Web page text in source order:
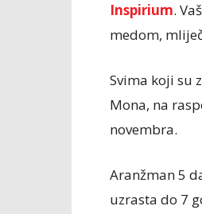
Inspirium.
medom,
Svima koji su
Mona, na
novembra.
Aranžman 5
uzrasta do 7